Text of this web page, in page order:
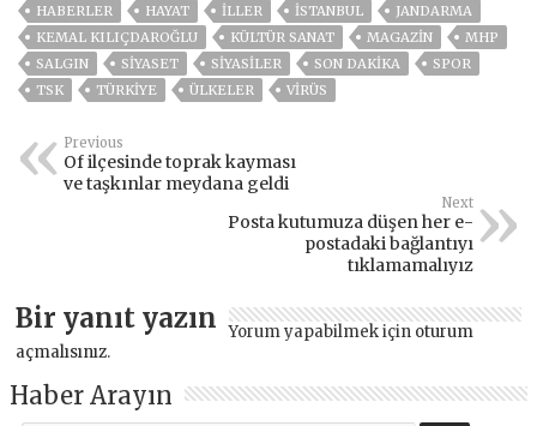
HABERLER
HAYAT İLLER ISTANBUL
JANDARMA
KEMAL KILIÇDAROĞLU
KÜLTÜR SANAT MAGAZİN
MHP
SALGIN
SİYASET SİYASİLER SON DAKIKA
SPOR
TSK
TÜRKİYE ÜLKELER VIRÜS
Previous
Of ilçesinde toprak kayması
ve taşkınlar meydana geldi
Next
Posta kutumuza düşen her e-
postadaki bağlantıyı
tıklamamalıyız
Bir yanıt yazın Yorum yapabilmek için oturum
açmalısınız.
Haber Arayın